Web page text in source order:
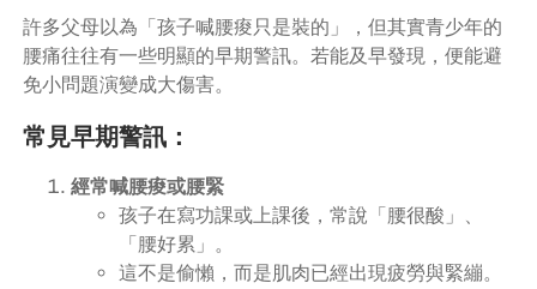
許多父母以為「孩子喊腰痠只是裝的」，但其實青少年的
腰痛往往有一些明顯的早期警訊。若能及早發現，便能避
免小問題演變成大傷害。
常見早期警訊：
經常喊腰痠或腰緊
孩子在寫功課或上課後，常說「腰很酸」、
「腰好累」。
這不是偷懶，而是肌肉已經出現疲勞與緊繃。